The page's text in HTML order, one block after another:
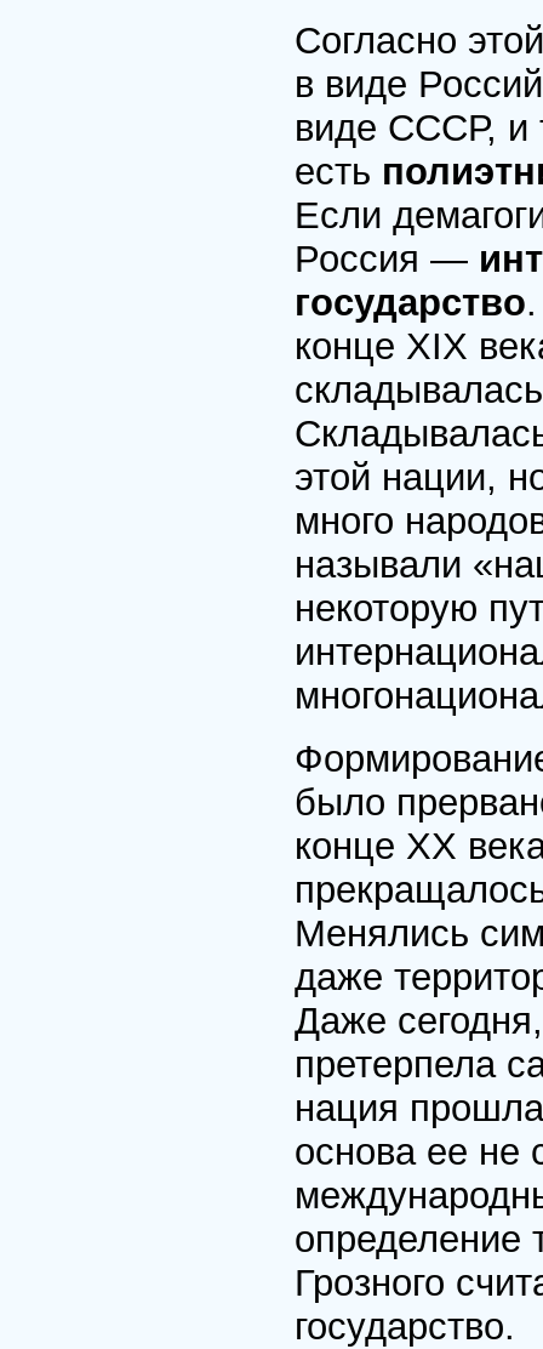
Согласно
в виде
виде СССР, и
есть
Если
Россия —
государство
конце XIX
этой нации,
много
называли
некоторую
было
конце XX
Менялись
даже
Даже
претерпела
нация
основа ее не
определение
Грозного
государство.